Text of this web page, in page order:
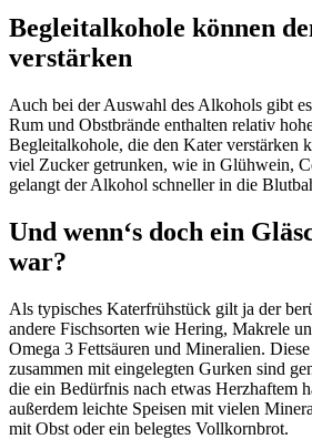
Begleitalkohole können
verstärken
Auch bei der Auswahl des Alkohols gibt
Rum und Obstbrände enthalten relativ
Begleitalkohole, die den Kater verstärken
viel Zucker getrunken, wie in Glühwein,
gelangt der Alkohol schneller in die
Und wenn‘s doch ein
war?
Als typisches Katerfrühstück gilt ja der
andere Fischsorten wie Hering, Makrele
Omega 3 Fettsäuren und Mineralien.
zusammen mit eingelegten Gurken sind
die ein Bedürfnis nach etwas Herzhaftem
außerdem leichte Speisen mit vielen
mit Obst oder ein belegtes Vollkornbrot.